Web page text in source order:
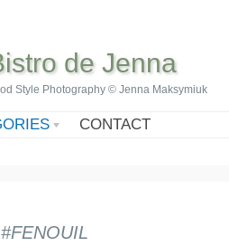
de Jenna
Style Photography © Jenna Maksymiuk
CONTACT